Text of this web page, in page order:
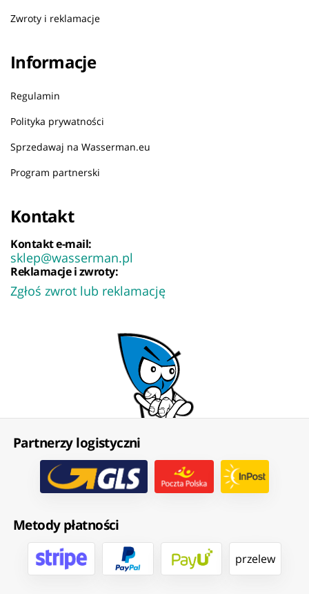
Zwroty i reklamacje
Informacje
Regulamin
Polityka prywatności
Sprzedawaj na Wasserman.eu
Program partnerski
Kontakt
Kontakt e-mail:
sklep@wasserman.pl
Reklamacje i zwroty:
Zgłoś zwrot lub reklamację
Partnerzy logistyczni
Metody płatności
przelew